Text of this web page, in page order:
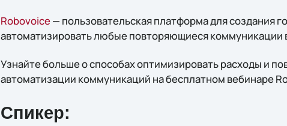
Robovoice— пользовательская платформа для создания
автоматизировать любые повторяющиеся коммуникации
Узнайте больше о способах оптимизировать расходы и
автоматизации коммуникаций на бесплатном вебинаре
Спикер: